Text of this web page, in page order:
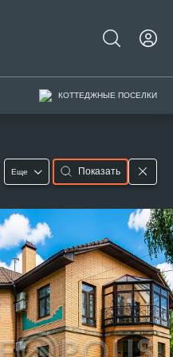
КОТТЕДЖНЫЕ ПОСЕЛКИ
Еще Показать